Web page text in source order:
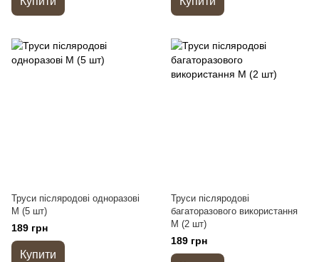
Труси післяродові одноразові
M (5 шт)
189 грн
Купити
Труси післяродові
багаторазового використання
M (2 шт)
189 грн